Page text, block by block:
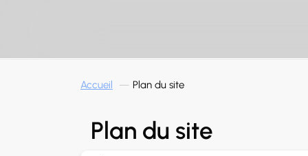
Accueil Plan du site
Plan du site